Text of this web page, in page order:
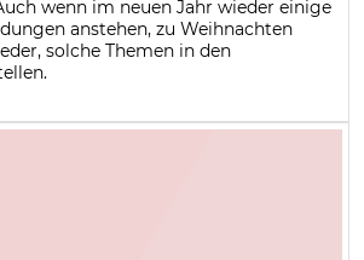
wenn im neuen Jahr wieder einige
anstehen, zu Weihnachten
solche Themen in den